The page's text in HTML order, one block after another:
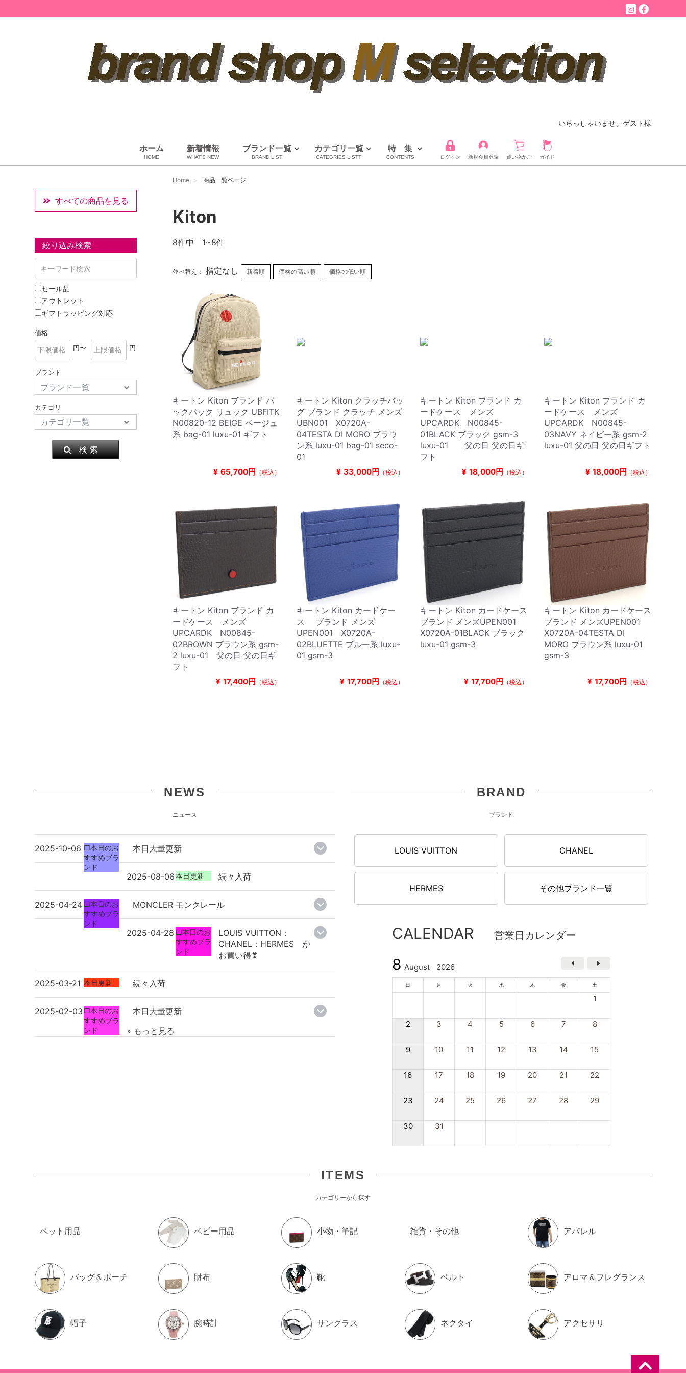
いらっしゃいませ、ゲスト様
ホーム
HOME
新着情報
WHAT'S NEW
ブランド一覧
BRAND LIST
ルイヴィトン
シャネル
エルメス
全てのブランドを見る
カテゴリ一覧
CATEGRIES LISTT
雑貨・その他
バッグ＆ポーチ
アロマ＆フレグランス
特 集
CONTENTS ログイン 新規会員登録 買い物かご ガイド
Home 商品一覧ページ
すべての商品を見る
絞り込み検索
セール品
アウトレット
ギフトラッピング対応
価格
円〜
円
ブランド
カテゴリ
検 索
Kiton
8件中 1~8件
並べ替え： 指定なし 新着順 価格の高い順 価格の低い順
キートン Kiton ブランド バ
ックパック リュック UBFITK
N00820-12 BEIGE ベージュ
系 bag-01 luxu-01 ギフト
¥ 65,700円 （税込）
キートン Kiton クラッチバッ
グ ブランド クラッチ メンズ
UBN001 X0720A-
04TESTA DI MORO ブラウ
ン系 luxu-01 bag-01 seco-
01
¥ 33,000円 （税込）
キートン Kiton ブランド カ
ードケース メンズ
UPCARDK N00845-
01BLACK ブラック gsm-3
luxu-01 父の日 父の日ギ
フト
¥ 18,000円 （税込）
キートン Kiton ブランド カ
ードケース メンズ
UPCARDK N00845-
03NAVY ネイビー系 gsm-2
luxu-01 父の日 父の日ギフト
¥ 18,000円 （税込）
キートン Kiton ブランド カ
ードケース メンズ
UPCARDK N00845-
02BROWN ブラウン系 gsm-
2 luxu-01 父の日 父の日ギ
フト
¥ 17,400円 （税込）
キートン Kiton カードケー
ス ブランド メンズ
UPEN001 X0720A-
02BLUETTE ブルー系 luxu-
01 gsm-3
¥ 17,700円 （税込）
キートン Kiton カードケース
ブランド メンズUPEN001
X0720A-01BLACK ブラック
luxu-01 gsm-3
¥ 17,700円 （税込）
キートン Kiton カードケース
ブランド メンズUPEN001
X0720A-04TESTA DI
MORO ブラウン系 luxu-01
gsm-3
¥ 17,700円 （税込）
NEWS
ニュース
2025-10-06 □本日のお
すすめブラ
ンド
本日大量更新
2025-08-06本日更新 続々入荷
2025-04-24 □本日のお
すすめブラ
ンド
MONCLER モンクレール
2025-04-28 □本日のお
すすめブラ
ンド
LOUIS VUITTON：
CHANEL：HERMES が
お買い得❣
2025-03-21 本日更新 続々入荷
2025-02-03 □本日のお
すすめブラ
ンド
本日大量更新
» もっと見る
BRAND
ブランド
LOUIS VUITTON CHANEL
HERMES その他ブランド一覧
CALENDAR 営業日カレンダー
8 August 2026
日 月 火 水 木 金 土
1
2 3 4 5 6 7 8
9 10 11 12 13 14 15
16 17 18 19 20 21 22
23 24 25 26 27 28 29
30 31
ITEMS
カテゴリーから探す
ペット用品 ベビー用品 小物・筆記 雑貨・その他 アパレル
バッグ＆ポーチ 財布 靴 ベルト アロマ＆フレグランス
帽子 腕時計 サングラス ネクタイ アクセサリ